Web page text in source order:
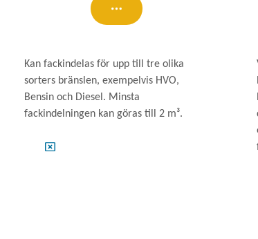
Kan fackindelas för upp till tre olika
sorters bränslen, exempelvis HVO,
Bensin och Diesel. Minsta
fackindelningen kan göras till 2 m³.